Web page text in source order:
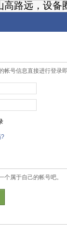
路远，设备
号信息直接进行登录
?
属于自己的帐号吧。